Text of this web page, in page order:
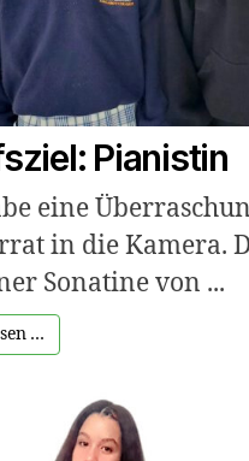
Pianistin
eine
in die Kamera.
Sonatine von ...
…